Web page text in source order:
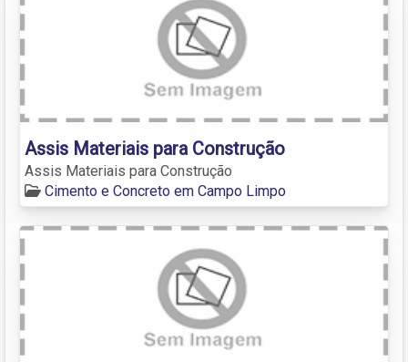
Assis Materiais para Construção
Assis Materiais para Construção
Cimento e Concreto em Campo Limpo